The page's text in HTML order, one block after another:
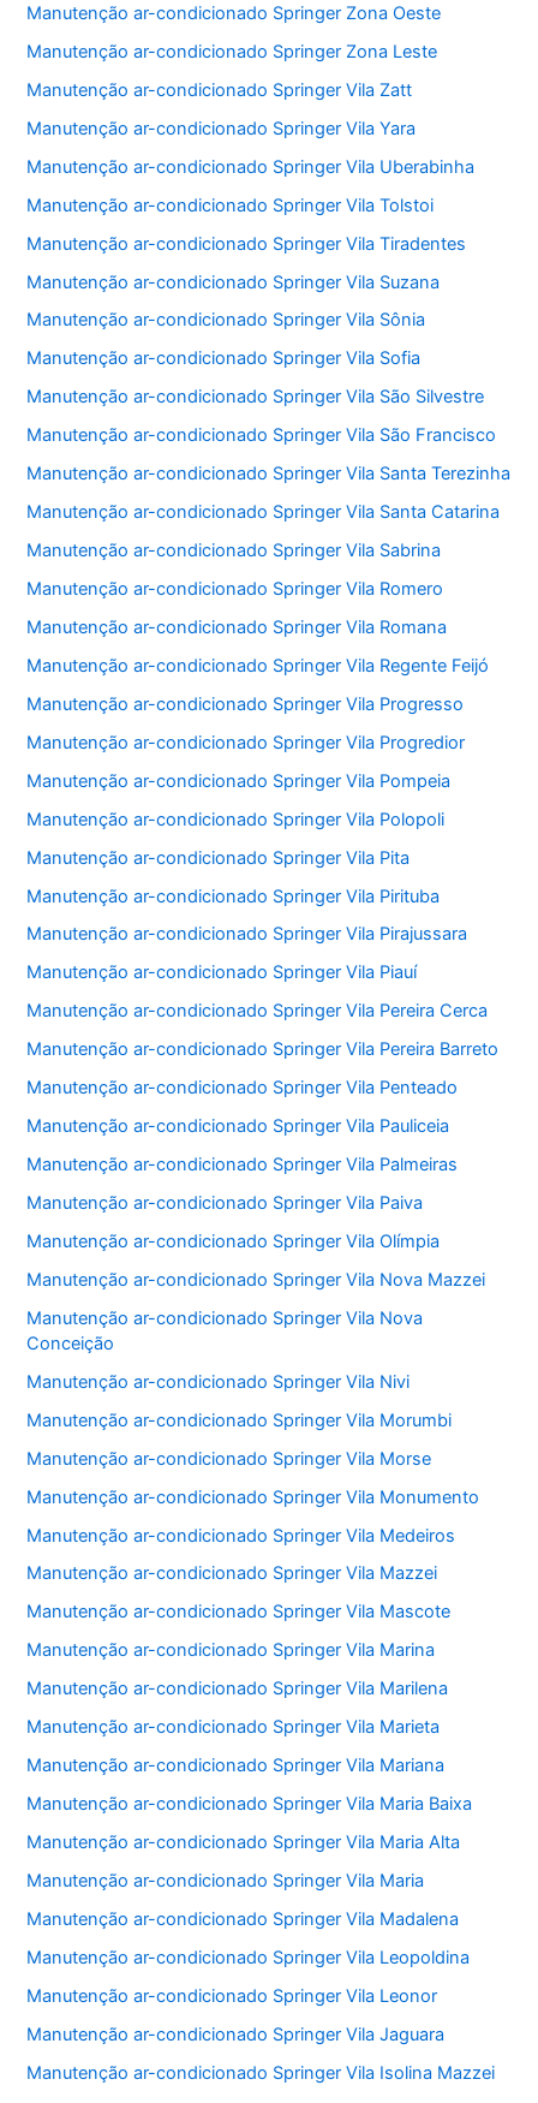
Manutenção ar-condicionado Springer Zona Oeste
Manutenção ar-condicionado Springer Zona Leste
Manutenção ar-condicionado Springer Vila Zatt
Manutenção ar-condicionado Springer Vila Yara
Manutenção ar-condicionado Springer Vila Uberabinha
Manutenção ar-condicionado Springer Vila Tolstoi
Manutenção ar-condicionado Springer Vila Tiradentes
Manutenção ar-condicionado Springer Vila Suzana
Manutenção ar-condicionado Springer Vila Sônia
Manutenção ar-condicionado Springer Vila Sofia
Manutenção ar-condicionado Springer Vila São Silvestre
Manutenção ar-condicionado Springer Vila São Francisco
Manutenção ar-condicionado Springer Vila Santa Terezinha
Manutenção ar-condicionado Springer Vila Santa Catarina
Manutenção ar-condicionado Springer Vila Sabrina
Manutenção ar-condicionado Springer Vila Romero
Manutenção ar-condicionado Springer Vila Romana
Manutenção ar-condicionado Springer Vila Regente Feijó
Manutenção ar-condicionado Springer Vila Progresso
Manutenção ar-condicionado Springer Vila Progredior
Manutenção ar-condicionado Springer Vila Pompeia
Manutenção ar-condicionado Springer Vila Polopoli
Manutenção ar-condicionado Springer Vila Pita
Manutenção ar-condicionado Springer Vila Pirituba
Manutenção ar-condicionado Springer Vila Pirajussara
Manutenção ar-condicionado Springer Vila Piauí
Manutenção ar-condicionado Springer Vila Pereira Cerca
Manutenção ar-condicionado Springer Vila Pereira Barreto
Manutenção ar-condicionado Springer Vila Penteado
Manutenção ar-condicionado Springer Vila Pauliceia
Manutenção ar-condicionado Springer Vila Palmeiras
Manutenção ar-condicionado Springer Vila Paiva
Manutenção ar-condicionado Springer Vila Olímpia
Manutenção ar-condicionado Springer Vila Nova Mazzei
Manutenção ar-condicionado Springer Vila Nova
Conceição
Manutenção ar-condicionado Springer Vila Nivi
Manutenção ar-condicionado Springer Vila Morumbi
Manutenção ar-condicionado Springer Vila Morse
Manutenção ar-condicionado Springer Vila Monumento
Manutenção ar-condicionado Springer Vila Medeiros
Manutenção ar-condicionado Springer Vila Mazzei
Manutenção ar-condicionado Springer Vila Mascote
Manutenção ar-condicionado Springer Vila Marina
Manutenção ar-condicionado Springer Vila Marilena
Manutenção ar-condicionado Springer Vila Marieta
Manutenção ar-condicionado Springer Vila Mariana
Manutenção ar-condicionado Springer Vila Maria Baixa
Manutenção ar-condicionado Springer Vila Maria Alta
Manutenção ar-condicionado Springer Vila Maria
Manutenção ar-condicionado Springer Vila Madalena
Manutenção ar-condicionado Springer Vila Leopoldina
Manutenção ar-condicionado Springer Vila Leonor
Manutenção ar-condicionado Springer Vila Jaguara
Manutenção ar-condicionado Springer Vila Isolina Mazzei